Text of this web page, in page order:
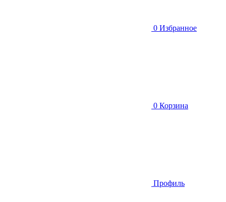
0 Избранное
0 Корзина
Профиль